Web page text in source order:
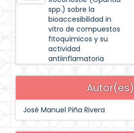
spp.) sobre la
bioaccesibilidad in
vitro de compuestos
fitoquímicos y su
actividad
antiinflamatoria
Autor(es)
José Manuel Piña Rivera